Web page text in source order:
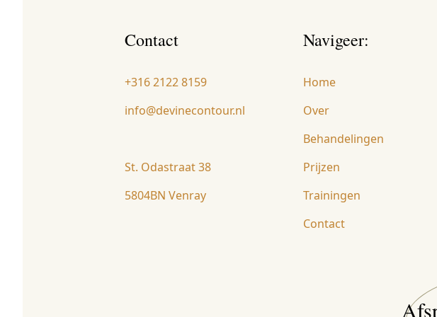
Contact
+316 2122 8159
info@devinecontour.nl
St. Odastraat 38
5804BN Venray
Navigeer:
Home
Over
Behandelingen
Prijzen
Trainingen
Contact